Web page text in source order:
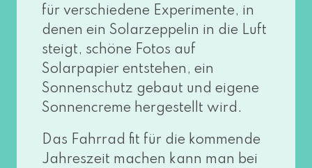
für ver­schie­de­ne Experimente, in
denen ein Solarzeppelin in die Luft
steigt, schö­ne Fotos auf
Solarpapier ent­ste­hen, ein
Sonnenschutz gebaut und eige­ne
Sonnencreme her­ge­stellt wird.
Das Fahrrad fit für die kom­men­de
Jahreszeit machen kann man bei